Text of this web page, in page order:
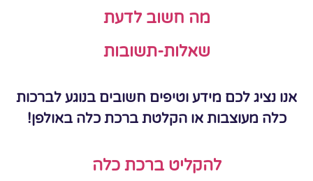
מה חשוב לדעת
שאלות-תשובות
אנו נציג לכם מידע וטיפים חשובים בנוגע לברכות
כלה מעוצבות או הקלטת ברכת כלה באולפן!
להקליט ברכת כלה